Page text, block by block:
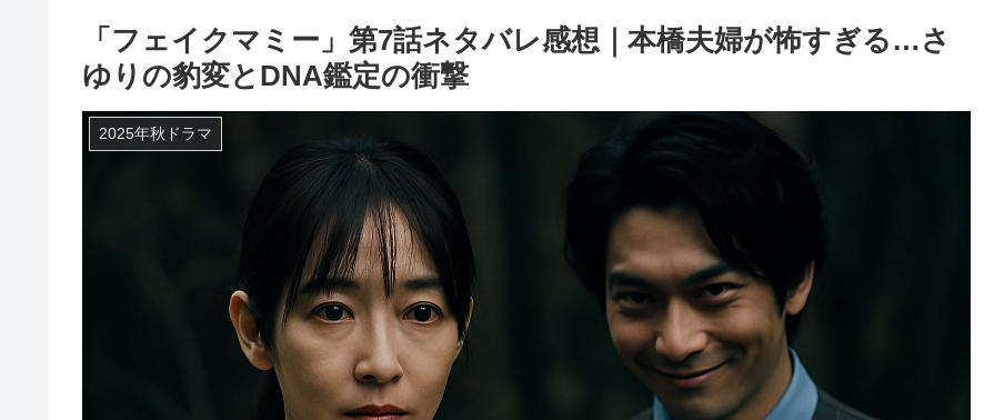
「フェイクマミー」第7話ネタバレ感想｜本橋夫婦が怖すぎる…さ
ゆりの豹変とDNA鑑定の衝撃
2025年秋ドラマ